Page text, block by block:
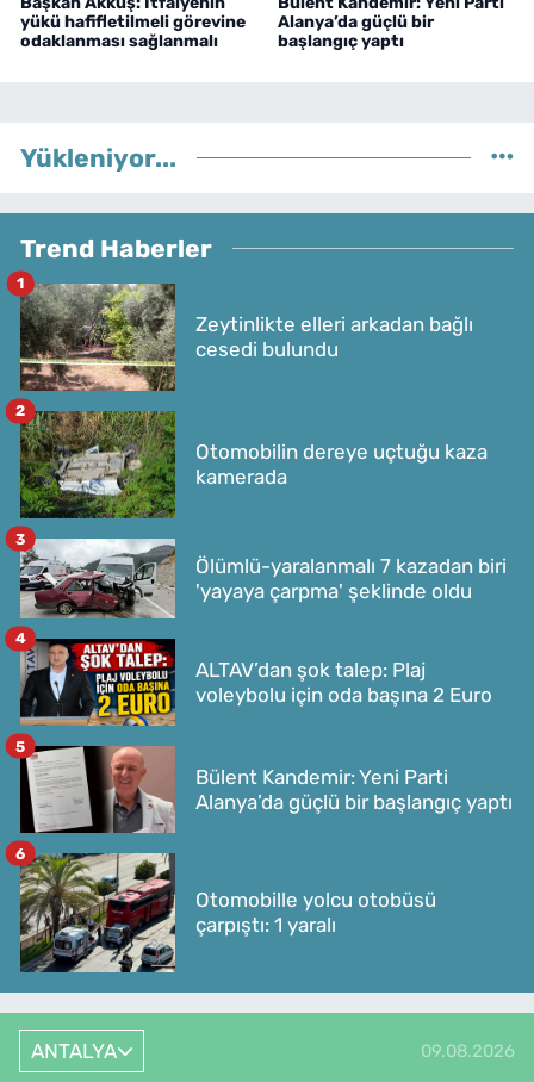
yükü hafifletilmeli görevine
odaklanması sağlanmalı
Alanya’da güçlü bir
başlangıç yaptı
Yükleniyor...
Trend Haberler
Zeytinlikte elleri arkadan bağlı
cesedi bulundu
1
Otomobilin dereye uçtuğu kaza
kamerada
2
Ölümlü-yaralanmalı 7 kazadan biri
'yayaya çarpma' şeklinde oldu
3
ALTAV’dan şok talep: Plaj
voleybolu için oda başına 2 Euro
4
Bülent Kandemir: Yeni Parti
Alanya’da güçlü bir başlangıç yaptı
5
Otomobille yolcu otobüsü
çarpıştı: 1 yaralı
6
ANTALYA 09.08.2026